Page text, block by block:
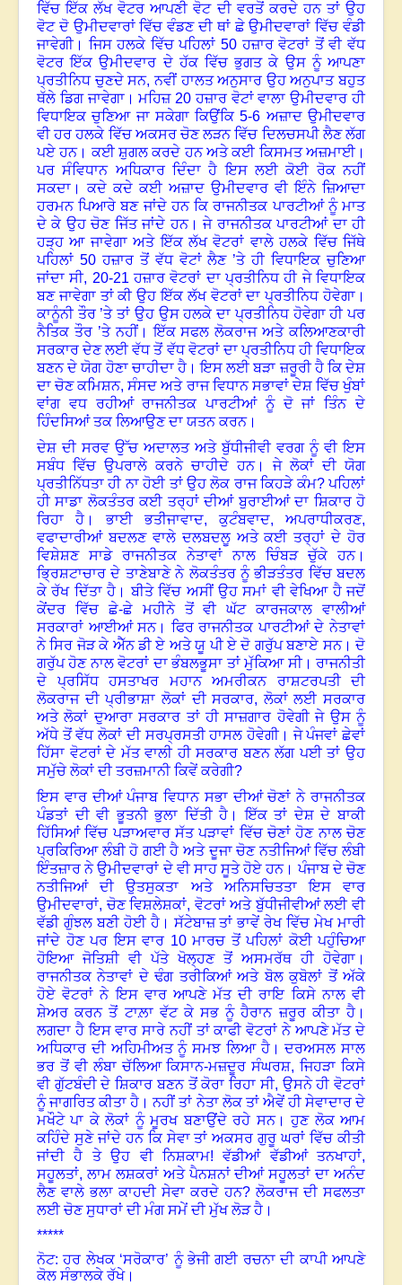
ਵਿੱਚ ਇੱਕ ਲੱਖ ਵੋਟਰ ਆਪਣੀ ਵੋਟ ਦੀ ਵਰਤੋਂ ਕਰਦੇ ਹਨ ਤਾਂ ਉਹ
ਵੋਟ ਦੋ ਉਮੀਦਵਾਰਾਂ ਵਿੱਚ ਵੰਡਣ ਦੀ ਥਾਂ ਛੇ ਉਮੀਦਵਾਰਾਂ ਵਿੱਚ ਵੰਡੀ
ਜਾਵੇਗੀ। ਜਿਸ ਹਲਕੇ ਵਿੱਚ ਪਹਿਲਾਂ50 ਹਜ਼ਾਰ ਵੋਟਰਾਂ ਤੋਂ ਵੀ ਵੱਧ
ਵੋਟਰ ਇੱਕ ਉਮੀਦਵਾਰ ਦੇ ਹੱਕ ਵਿੱਚ ਭੁਗਤ ਕੇ ਉਸ ਨੂੰ ਆਪਣਾ
ਪ੍ਰਤੀਨਿਧ ਚੁਣਦੇ ਸਨ, ਨਵੀਂ ਹਾਲਤ ਅਨੁਸਾਰ ਉਹ ਅਨੁਪਾਤ ਬਹੁਤ
ਥੱਲੇ ਡਿਗ ਜਾਵੇਗਾ।ਮਹਿਜ਼ 20 ਹਜ਼ਾਰ ਵੋਟਾਂ ਵਾਲਾ ਉਮੀਦਵਾਰ ਹੀ
ਵਿਧਾਇਕ ਚੁਣਿਆ ਜਾ ਸਕੇਗਾ ਕਿਉਂਕਿ5-6 ਅਜ਼ਾਦ ਉਮੀਦਵਾਰ
ਵੀ ਹਰ ਹਲਕੇ ਵਿੱਚ ਅਕਸਰ ਚੋਣ ਲੜਨ ਵਿੱਚ ਦਿਲਚਸਪੀ ਲੈਣ ਲੱਗ
ਪਏ ਹਨ।ਕਈ ਸ਼ੁਗਲ ਕਰਦੇ ਹਨ ਅਤੇ ਕਈ ਕਿਸਮਤ ਅਜ਼ਮਾਈ।
ਪਰ ਸੰਵਿਧਾਨ ਅਧਿਕਾਰ ਦਿੰਦਾ ਹੈ ਇਸ ਲਈ ਕੋਈ ਰੋਕ ਨਹੀਂ
ਸਕਦਾ ।ਕਦੇ ਕਦੇ ਕਈ ਅਜ਼ਾਦ ਉਮੀਦਵਾਰ ਵੀ ਇੰਨੇ ਜ਼ਿਆਦਾ
ਹਰਮਨ ਪਿਆਰੇ ਬਣ ਜਾਂਦੇ ਹਨ ਕਿ ਰਾਜਨੀਤਕ ਪਾਰਟੀਆਂ ਨੂੰ ਮਾਤ
ਦੇ ਕੇ ਉਹ ਚੋਣ ਜਿੱਤ ਜਾਂਦੇ ਹਨ।ਜੇ ਰਾਜਨੀਤਕ ਪਾਰਟੀਆਂ ਦਾ ਹੀ
ਹੜ੍ਹ ਆ ਜਾਵੇਗਾ ਅਤੇ ਇੱਕ ਲੱਖ ਵੋਟਰਾਂ ਵਾਲੇ ਹਲਕੇ ਵਿੱਚ ਜਿੱਥੇ
ਪਹਿਲਾਂ 50ਹਜ਼ਾਰ ਤੋਂ ਵੱਧ ਵੋਟਾਂ ਲੈਣ ’ਤੇ ਹੀ ਵਿਧਾਇਕ ਚੁਣਿਆ
ਜਾਂਦਾ ਸੀ, 20-21 ਹਜ਼ਾਰ ਵੋਟਰਾਂ ਦਾ ਪ੍ਰਤੀਨਿਧ ਹੀ ਜੇ ਵਿਧਾਇਕ
ਬਣ ਜਾਵੇਗਾ ਤਾਂ ਕੀ ਉਹ ਇੱਕ ਲੱਖ ਵੋਟਰਾਂ ਦਾ ਪ੍ਰਤੀਨਿਧ ਹੋਵੇਗਾ ।
ਕਾਨੂੰਨੀ ਤੌਰ ’ਤੇ ਤਾਂ ਉਹ ਉਸ ਹਲਕੇ ਦਾ ਪ੍ਰਤੀਨਿਧ ਹੋਵੇਗਾ ਹੀ ਪਰ
ਨੈਤਿਕ ਤੌਰ ’ਤੇ ਨਹੀਂ।ਇੱਕ ਸਫਲ ਲੋਕਰਾਜ ਅਤੇ ਕਲਿਆਣਕਾਰੀ
ਸਰਕਾਰ ਦੇਣ ਲਈ ਵੱਧ ਤੋਂ ਵੱਧ ਵੋਟਰਾਂ ਦਾ ਪ੍ਰਤੀਨਿਧ ਹੀ ਵਿਧਾਇਕ
ਬਣਨ ਦੇ ਯੋਗ ਹੋਣਾ ਚਾਹੀਦਾ ਹੈ।ਇਸ ਲਈ ਬੜਾ ਜ਼ਰੂਰੀ ਹੈ ਕਿ ਦੇਸ਼
ਦਾ ਚੋਣ ਕਮਿਸ਼ਨ,ਸੰਸਦ ਅਤੇ ਰਾਜ ਵਿਧਾਨ ਸਭਾਵਾਂ ਦੇਸ਼ ਵਿੱਚ ਖੁੰਬਾਂ
ਵਾਂਗ ਵਧ ਰਹੀਆਂ ਰਾਜਨੀਤਕ ਪਾਰਟੀਆਂ ਨੂੰ ਦੋ ਜਾਂ ਤਿੰਨ ਦੇ
ਹਿੰਦਸਿਆਂ ਤਕ ਲਿਆਉਣ ਦਾ ਯਤਨ ਕਰਨ।
ਦੇਸ਼ ਦੀ ਸਰਵ ਉੱਚ ਅਦਾਲਤ ਅਤੇ ਬੁੱਧੀਜੀਵੀ ਵਰਗ ਨੂੰ ਵੀ ਇਸ
ਸਬੰਧ ਵਿੱਚ ਉਪਰਾਲੇ ਕਰਨੇ ਚਾਹੀਦੇ ਹਨ।ਜੇ ਲੋਕਾਂ ਦੀ ਯੋਗ
ਪ੍ਰਤੀਨਿੱਧਤਾ ਹੀ ਨਾ ਹੋਈ ਤਾਂ ਉਹ ਲੋਕ ਰਾਜ ਕਿਹੜੇ ਕੰਮ?ਪਹਿਲਾਂ
ਹੀ ਸਾਡਾ ਲੋਕਤੰਤਰ ਕਈ ਤਰ੍ਹਾਂ ਦੀਆਂ ਬੁਰਾਈਆਂ ਦਾ ਸ਼ਿਕਾਰ ਹੋ
ਰਿਹਾ ਹੈ ।ਭਾਈ ਭਤੀਜਾਵਾਦ,ਕੁਟੰਬਵਾਦ, ਅਪਰਾਧੀਕਰਣ,
ਵਫਾਦਾਰੀਆਂ ਬਦਲਣ ਵਾਲੇ ਦਲਬਦਲੂ ਅਤੇ ਕਈ ਤਰ੍ਹਾਂ ਦੇ ਹੋਰ
ਵਿਸ਼ੇਸ਼ਣ ਸਾਡੇ ਰਾਜਨੀਤਕ ਨੇਤਾਵਾਂ ਨਾਲ ਚਿੰਬੜ ਚੁੱਕੇ ਹਨ।
ਭ੍ਰਿਸ਼ਟਾਚਾਰ ਦੇ ਤਾਣੇਬਾਣੇ ਨੇ ਲੋਕਤੰਤਰ ਨੂੰ ਭੀੜਤੰਤਰ ਵਿੱਚ ਬਦਲ
ਕੇ ਰੱਖ ਦਿੱਤਾ ਹੈ ।ਬੀਤੇ ਵਿੱਚ ਅਸੀਂ ਉਹ ਸਮਾਂ ਵੀ ਵੇਖਿਆ ਹੈ ਜਦੋਂ
ਕੇਂਦਰ ਵਿੱਚ ਛੇ-ਛੇ ਮਹੀਨੇ ਤੋਂ ਵੀ ਘੱਟ ਕਾਰਜਕਾਲ ਵਾਲੀਆਂ
ਸਰਕਾਰਾਂ ਆਈਆਂ ਸਨ। ਫਿਰ ਰਾਜਨੀਤਕ ਪਾਰਟੀਆਂ ਦੇ ਨੇਤਾਵਾਂ
ਨੇ ਸਿਰ ਜੋੜ ਕੇ ਐੱਨ ਡੀ ਏ ਅਤੇ ਯੂ ਪੀ ਏ ਦੋ ਗਰੁੱਪ ਬਣਾਏ ਸਨ।ਦੋ
ਗਰੁੱਪ ਹੋਣ ਨਾਲ ਵੋਟਰਾਂ ਦਾ ਭੰਬਲਭੂਸਾ ਤਾਂ ਮੁੱਕਿਆ ਸੀ।ਰਾਜਨੀਤੀ
ਦੇ ਪ੍ਰਸਿੱਧ ਹਸਤਾਖਰ ਮਹਾਨ ਅਮਰੀਕਨ ਰਾਸ਼ਟਰਪਤੀ ਦੀ
ਲੋਕਰਾਜ ਦੀ ਪ੍ਰੀਭਾਸ਼ਾ ਲੋਕਾਂ ਦੀ ਸਰਕਾਰ,ਲੋਕਾਂ ਲਈ ਸਰਕਾਰ
ਅਤੇ ਲੋਕਾਂ ਦੁਆਰਾ ਸਰਕਾਰ ਤਾਂ ਹੀ ਸਾਜ਼ਗਾਰ ਹੋਵੇਗੀ ਜੇ ਉਸ ਨੂੰ
ਅੱਧੇ ਤੋਂ ਵੱਧ ਲੋਕਾਂ ਦੀ ਸਰਪ੍ਰਸਤੀ ਹਾਸਲ ਹੋਵੇਗੀ।ਜੇ ਪੰਜਵਾਂ ਛੇਵਾਂ
ਹਿੱਸਾ ਵੋਟਰਾਂ ਦੇ ਮੱਤ ਵਾਲੀ ਹੀ ਸਰਕਾਰ ਬਣਨ ਲੱਗ ਪਈ ਤਾਂ ਉਹ
ਸਮੁੱਚੇ ਲੋਕਾਂ ਦੀ ਤਰਜ਼ਮਾਨੀ ਕਿਵੇਂ ਕਰੇਗੀ?
ਇਸ ਵਾਰ ਦੀਆਂ ਪੰਜਾਬ ਵਿਧਾਨ ਸਭਾ ਦੀਆਂ ਚੋਣਾਂ ਨੇ ਰਾਜਨੀਤਕ
ਪੰਡਤਾਂ ਦੀ ਵੀ ਭੂਤਨੀ ਭੁਲਾ ਦਿੱਤੀ ਹੈ ।ਇੱਕ ਤਾਂ ਦੇਸ਼ ਦੇ ਬਾਕੀ
ਹਿੱਸਿਆਂ ਵਿੱਚ ਪੜਾਅਵਾਰ ਸੱਤ ਪੜਾਵਾਂ ਵਿੱਚ ਚੋਣਾਂ ਹੋਣ ਨਾਲ ਚੋਣ
ਪ੍ਰਕਿਰਿਆ ਲੰਬੀ ਹੋ ਗਈ ਹੈ ਅਤੇ ਦੂਜਾ ਚੋਣ ਨਤੀਜਿਆਂ ਵਿੱਚ ਲੰਬੀ
ਇੰਤਜ਼ਾਰ ਨੇ ਉਮੀਦਵਾਰਾਂ ਦੇ ਵੀ ਸਾਹ ਸੂਤੇ ਹੋਏ ਹਨ।ਪੰਜਾਬ ਦੇ ਚੋਣ
ਨਤੀਜਿਆਂ ਦੀ ਉਤਸੁਕਤਾ ਅਤੇ ਅਨਿਸਚਿਤਤਾ ਇਸ ਵਾਰ
ਉਮੀਦਵਾਰਾਂ, ਚੋਣ ਵਿਸ਼ਲੇਸ਼ਕਾਂ, ਵੋਟਰਾਂ ਅਤੇ ਬੁੱਧੀਜੀਵੀਆਂ ਲਈ ਵੀ
ਵੱਡੀ ਗੁੰਝਲ ਬਣੀ ਹੋਈ ਹੈ। ਸੱਟੇਬਾਜ਼ ਤਾਂ ਭਾਵੇਂ ਰੇਖ ਵਿੱਚ ਮੇਖ ਮਾਰੀ
ਜਾਂਦੇ ਹੋਣ ਪਰ ਇਸ ਵਾਰ 10ਮਾਰਚ ਤੋਂ ਪਹਿਲਾਂ ਕੋਈ ਪਹੁੰਚਿਆ
ਹੋਇਆ ਜੋਤਿਸ਼ੀ ਵੀ ਪੱਤੇ ਖੋਲ੍ਹਣ ਤੋਂ ਅਸਮਰੱਥ ਹੀ ਹੋਵੇਗਾ ।
ਰਾਜਨੀਤਕ ਨੇਤਾਵਾਂ ਦੇ ਢੰਗ ਤਰੀਕਿਆਂ ਅਤੇ ਬੋਲ ਕੁਬੋਲਾਂ ਤੋਂ ਅੱਕੇ
ਹੋਏ ਵੋਟਰਾਂ ਨੇ ਇਸ ਵਾਰ ਆਪਣੇ ਮੱਤ ਦੀ ਰਾਇ ਕਿਸੇ ਨਾਲ ਵੀ
ਸ਼ੇਅਰ ਕਰਨ ਤੋਂ ਟਾਲ਼ਾ ਵੱਟ ਕੇ ਸਭ ਨੂੰ ਹੈਰਾਨ ਜ਼ਰੂਰ ਕੀਤਾ ਹੈ ।
ਲਗਦਾ ਹੈ ਇਸ ਵਾਰ ਸਾਰੇ ਨਹੀਂ ਤਾਂ ਕਾਫੀ ਵੋਟਰਾਂ ਨੇ ਆਪਣੇ ਮੱਤ ਦੇ
ਅਧਿਕਾਰ ਦੀ ਅਹਿਮੀਅਤ ਨੂੰ ਸਮਝ ਲਿਆ ਹੈ।ਦਰਅਸਲ ਸਾਲ
ਭਰ ਤੋਂ ਵੀ ਲੰਬਾ ਚੱਲਿਆ ਕਿਸਾਨ-ਮਜ਼ਦੂਰ ਸੰਘਰਸ਼,ਜਿਹੜਾ ਕਿਸੇ
ਵੀ ਗੁੱਟਬੰਦੀ ਦੇ ਸ਼ਿਕਾਰ ਬਣਨ ਤੋਂ ਕੋਰਾ ਰਿਹਾ ਸੀ, ਉਸਨੇ ਹੀ ਵੋਟਰਾਂ
ਨੂੰ ਜਾਗਰਿਤ ਕੀਤਾ ਹੈ ।ਨਹੀਂ ਤਾਂ ਨੇਤਾ ਲੋਕ ਤਾਂ ਐਵੇਂ ਹੀ ਸੇਵਾਦਾਰ ਦੇ
ਮਖੌਟੇ ਪਾ ਕੇ ਲੋਕਾਂ ਨੂੰ ਮੂਰਖ ਬਣਾਉਂਦੇ ਰਹੇ ਸਨ।ਹੁਣ ਲੋਕ ਆਮ
ਕਹਿੰਦੇ ਸੁਣੇ ਜਾਂਦੇ ਹਨ ਕਿ ਸੇਵਾ ਤਾਂ ਅਕਸਰ ਗੁਰੂ ਘਰਾਂ ਵਿੱਚ ਕੀਤੀ
ਜਾਂਦੀ ਹੈ ਤੇ ਉਹ ਵੀ ਨਿਸ਼ਕਾਮ! ਵੱਡੀਆਂ ਵੱਡੀਆਂ ਤਨਖਾਹਾਂ,
ਸਹੂਲਤਾਂ,ਲਾਮ ਲਸ਼ਕਰਾਂ ਅਤੇ ਪੈਨਸ਼ਨਾਂ ਦੀਆਂ ਸਹੂਲਤਾਂ ਦਾ ਅਨੰਦ
ਲੈਣ ਵਾਲੇ ਭਲਾ ਕਾਹਦੀ ਸੇਵਾ ਕਰਦੇ ਹਨ?ਲੋਕਰਾਜ ਦੀ ਸਫਲਤਾ
ਲਈ ਚੋਣ ਸੁਧਾਰਾਂ ਦੀ ਮੰਗ ਸਮੇਂ ਦੀ ਮੁੱਖ ਲੋੜ ਹੈ ।
*****
ਨੋਟ: ਹਰ ਲੇਖਕ ‘ਸਰੋਕਾਰ’ ਨੂੰ ਭੇਜੀ ਗਈ ਰਚਨਾ ਦੀ ਕਾਪੀ ਆਪਣੇ
ਕੋਲ ਸੰਭਾਲਕੇ ਰੱਖੇ।